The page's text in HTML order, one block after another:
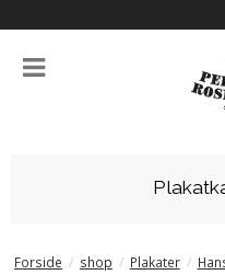
Forside / shop / Plakater /